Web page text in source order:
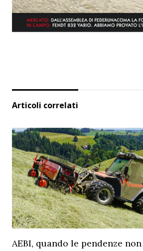
Articoli correlati
AEBI, quando le pendenze